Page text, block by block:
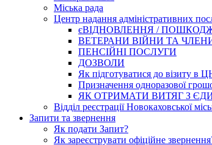
Міська рада
Центр надання адміністративних
єВІДНОВЛЕННЯ /
ВЕТЕРАНИ ВІЙНИ ТА
ПЕНСІЙНІ ПОСЛУГИ
ДОЗВОЛИ
Як підготуватися до візиту в
Призначення одноразової
ЯК ОТРИМАТИ ВИТЯГ З
Відділ реєстрації Новокаховської
Запити та звернення
Як подати Запит?
Як зареєструвати офіційне